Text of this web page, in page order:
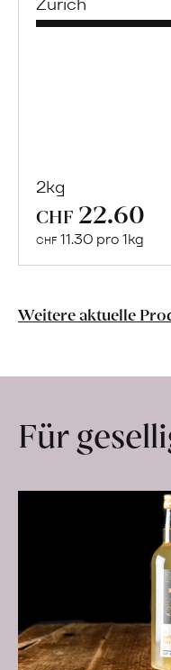
2kg
CHF 22.60
CHF 11.30 pro 1kg
Weitere aktuelle
Für